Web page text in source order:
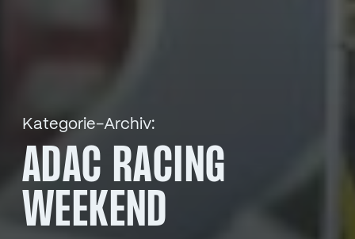
Kategorie-Archiv:
ADAC RACING
WEEKEND